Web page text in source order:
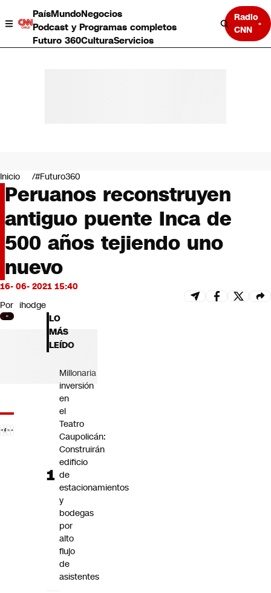
PaísMundoNegocios
Podcast y Programas completos
Futuro 360CulturaServicios
Radio
CNN
Negocios
Deportes
Programas completos
Cultura
Servicios
Bits
CNN tiempo
Futuro 360
Inicio #Futuro360
Peruanos reconstruyen
antiguo puente Inca de
500 años tejiendo uno
nuevo
16- 06- 2021 15:40
Por ihodge
LO
MÁS
LEÍDO
Millonaria
inversión
en
el
Teatro
Caupolicán:
Construirán
edificio
de
estacionamientos
y
bodegas
por
alto
flujo
de
asistentes